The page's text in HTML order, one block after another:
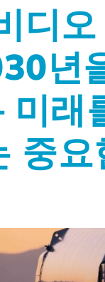
디
년
미래
중요